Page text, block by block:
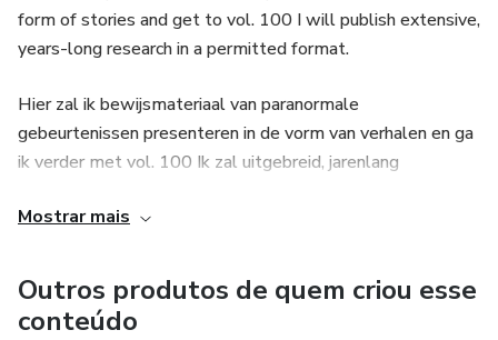
Это первый том многих сборников жутких рассказов
и сказок, большинство из которых
факты.
form of stories and get to vol. 100 I will publish extensive,
years-long research in a permitted format.
Hier zal ik bewijsmateriaal van paranormale
gebeurtenissen presenteren in de vorm van verhalen en ga
ik verder met vol. 100 Ik zal uitgebreid, jarenlang
إلى المجلد. 100 سأنشر بحثًا مكثفًا لمدة سنوات بتنسيق مسموح
به.
Mostrar mais
Outros produtos de quem criou esse
conteúdo